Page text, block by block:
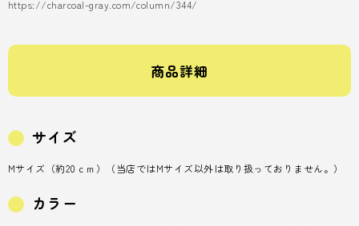
https://charcoal-gray.com/column/344/
商品詳細
サイズ
Mサイズ（約20ｃｍ）（当店ではMサイズ以外は取り扱っておりません。）
カラー